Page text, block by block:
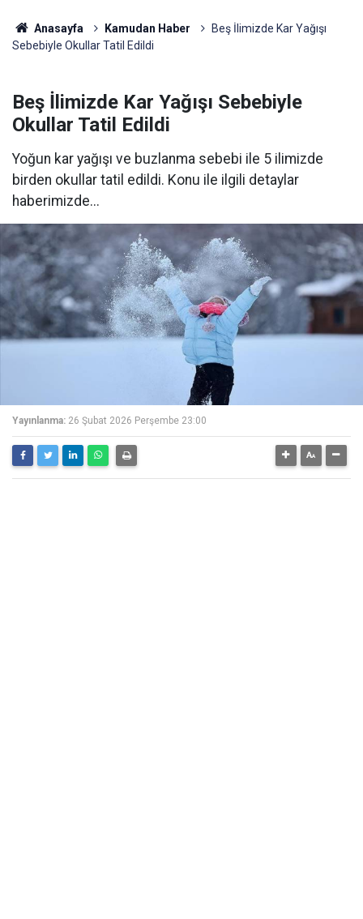
Anasayfa Kamudan Haber
Beş İlimizde Kar Yağışı
Sebebiyle Okullar Tatil Edildi
Beş İlimizde Kar Yağışı Sebebiyle
Okullar Tatil Edildi
Yoğun kar yağışı ve buzlanma sebebi ile 5 ilimizde
birden okullar tatil edildi. Konu ile ilgili detaylar
haberimizde...
Yayınlanma: 26 Şubat 2026 Perşembe 23:00